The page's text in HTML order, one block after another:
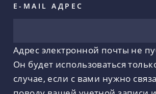
E-MAIL АДРЕС
Адрес электронной почты не
Он будет использоваться
случае, если с вами нужно